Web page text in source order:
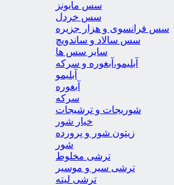
سس مایونز
سس خردل
سس فرانسوی و هزار جزیره
سس سالاد و ساندویچ
سایر سس ها
آبلیمو،آبغوره و سرکه
آبلیمو
آبغوره
سرکه
شوریجات و ترشیجات
خیار شور
زیتون شور و پرورده
شور
ترشی مخلوط
ترشی سیر و موسیر
ترشی لیته